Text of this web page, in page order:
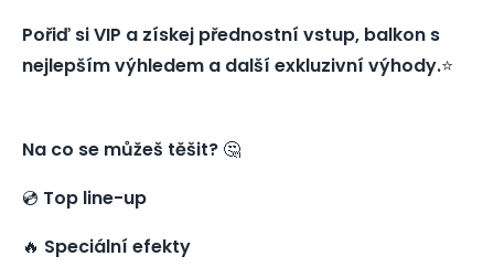
Pořiď si VIP a získej přednostní vstup, balkon s
nejlepším výhledem a další exkluzivní výhody.⭐️
Na co se můžeš těšit? 🤔
💿 Top line-up
🔥 Speciální efekty